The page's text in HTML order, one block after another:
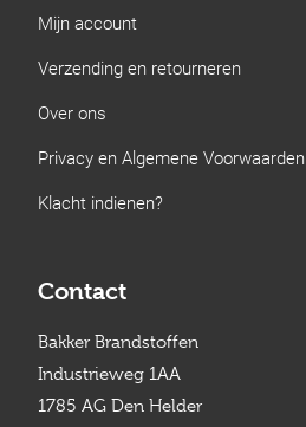
Mijn account
Verzending en retourneren
Over ons
Privacy en Algemene Voorwaarden
Klacht indienen?
Contact
Bakker Brandstoffen
Industrieweg 1AA
1785 AG Den Helder